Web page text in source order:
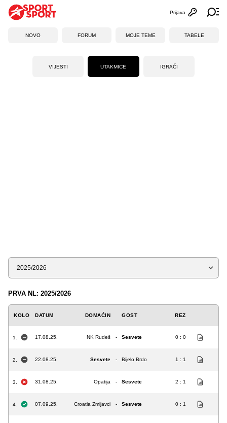
Otvori
Prijava
NOVO FORUM MOJE TEME TABELE
VIJESTI UTAKMICE IGRAČI
Sezona
PRVA NL: 2025/2026
KOLO DATUM DOMAĆIN GOST REZ
1. 17.08.25. NK Rudeš - Sesvete 0 : 0
2. 22.08.25. Sesvete - Bijelo Brdo 1 : 1
3. 31.08.25. Opatija - Sesvete 2 : 1
4. 07.09.25. Croatia Zmijavci - Sesvete 0 : 1